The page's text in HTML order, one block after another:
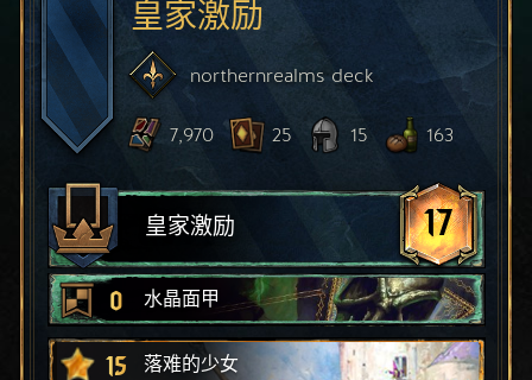
皇家激励
northernrealmsdeck
7,970 25 15 163
皇家激励 17
0 水晶面甲
15 落难的少女